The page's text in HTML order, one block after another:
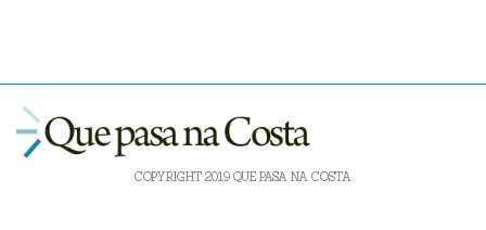
COPYRIGHT 2019 QUE PASA NA COSTA